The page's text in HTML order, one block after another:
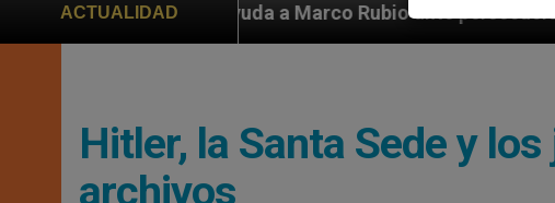
ACTUALIDAD
ayuda a Marco Rubio ante persecución de colonos judíos
Hitler, la Santa Sede y
archivos